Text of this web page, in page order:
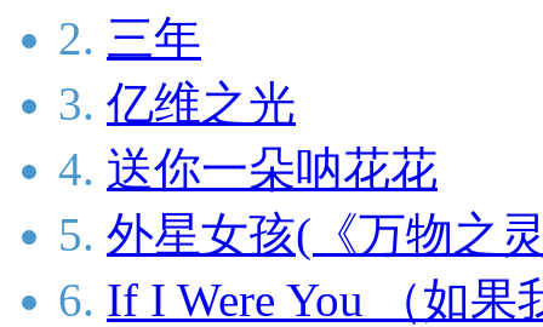
2. 三年
3. 亿维之光
4. 送你一朵呐花花
5. 外星女孩(《万物之
6. If I Were You （如